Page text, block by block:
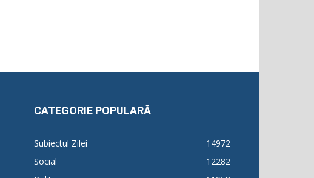
CATEGORIE POPULARĂ
Subiectul Zilei
14972
Social
12282